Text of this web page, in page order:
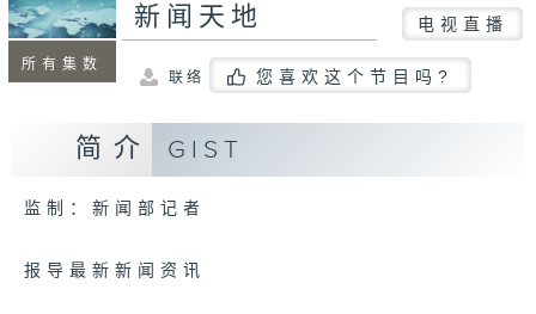
所有集数
新闻天地 电视直播
联络 您喜欢这个节目吗?
简介 GIST
监制：新闻部记者
报导最新新闻资讯